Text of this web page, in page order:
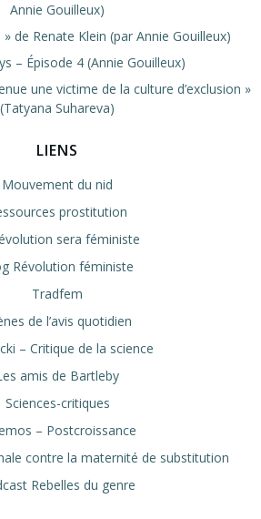
Annie Gouilleux)
de Renate Klein (par Annie Gouilleux)
– Épisode 4 (Annie Gouilleux)
une victime de la culture d’exclusion »
(Tatyana Suhareva)
LIENS
Mouvement du nid
prostitution
sera féministe
Révolution féministe
Tradfem
de l’avis quotidien
– Critique de la science
amis de Bartleby
Sciences-critiques
– Postcroissance
contre la maternité de substitution
Rebelles du genre